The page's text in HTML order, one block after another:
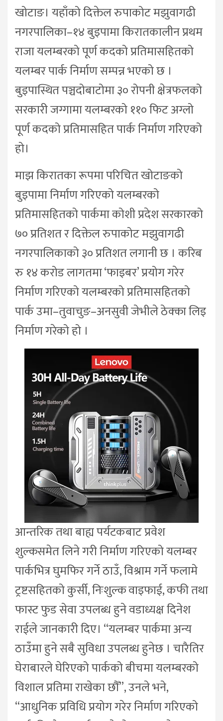
खोटाङ। यहाँको दिक्तेल रुपाकोट मझुवागढी
नगरपालिका–१४ बुइपामा किरातकालीन प्रथम
राजा यलम्बरको पूर्ण कदको प्रतिमासहितको
यलम्बर पार्क निर्माण सम्पन्न भएको छ ।
बुइपास्थित पञ्चदोबाटोमा ३० रोपनी क्षेत्रफलको
सरकारी जग्गामा यलम्बरको ११० फिट अग्लो
पूर्ण कदको प्रतिमासहित पार्क निर्माण गरिएको
हो।
माझ किरातका रूपमा परिचित खोटाङको
बुइपामा निर्माण गरिएको यलम्बरको
प्रतिमासहितको पार्कमा कोशी प्रदेश सरकारको
७० प्रतिशत र दिक्तेल रुपाकोट मझुवागढी
नगरपालिकाको ३० प्रतिशत लगानी छ । करिब
रु १४ करोड लागतमा ‘फाइबर’ प्रयोग गरेर
निर्माण गरिएको यलम्बरको प्रतिमासहितको
पार्क उमा–तुवाचुङ–अनसुवी जेभीले ठेक्का लिइ
निर्माण गरेको हो ।
आन्तरिक तथा बाह्य पर्यटकबाट प्रवेश
शुल्कसमेत लिने गरी निर्माण गरिएको यलम्बर
पार्कभित्र घुमफिर गर्ने ठाउँ, विश्राम गर्ने फलामे
ट्रष्टसहितको कुर्सी, निःशुल्क वाइफाई, कफी तथा
फास्ट फुड सेवा उपलब्ध हुने वडाध्यक्ष दिनेश
राईले जानकारी दिए। “यलम्बर पार्कमा अन्य
ठाउँमा हुने सबै सुविधा उपलब्ध हुनेछ । चारैतिर
घेराबारले घेरिएको पार्कको बीचमा यलम्बरको
विशाल प्रतिमा राखेका छौँ”, उनले भने,
“आधुनिक प्रविधि प्रयोग गरेर निर्माण गरिएको